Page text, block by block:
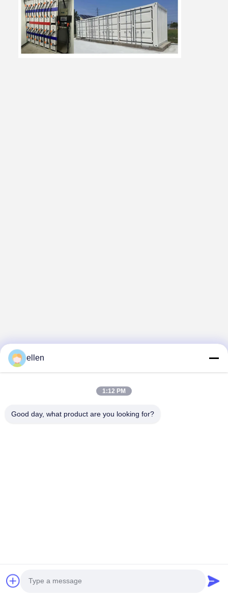
Χαρακτηριστικά:
ellen
1:12 PM
Good day, what product are you looking for?